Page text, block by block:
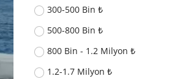
300-500 Bin ₺
500-800 Bin ₺
800 Bin - 1.2 Milyon ₺
1.2-1.7 Milyon ₺